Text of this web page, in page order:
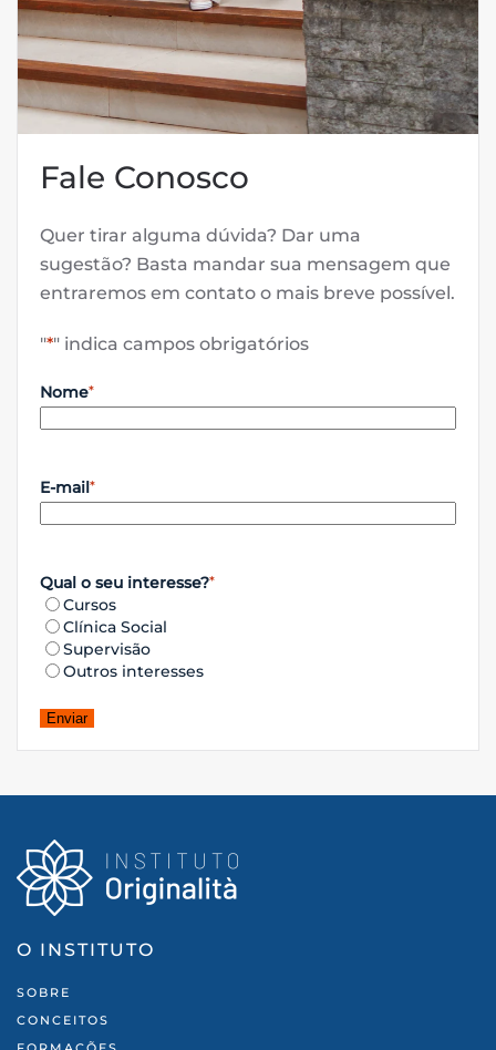
Fale Conosco
Quer tirar alguma dúvida? Dar uma
sugestão? Basta mandar sua mensagem que
entraremos em contato o mais breve possível.
"*" indica campos obrigatórios
Nome*
E-mail*
Qual o seu interesse?*
Cursos
Clínica Social
Supervisão
Outros interesses
O INSTITUTO
SOBRE
CONCEITOS